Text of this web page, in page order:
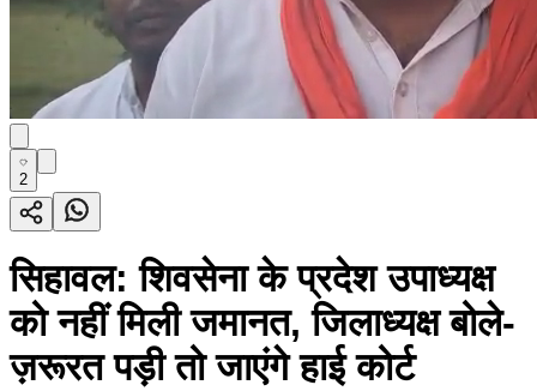
2
सिहावल: शिवसेना के प्रदेश उपाध्यक्ष
को नहीं मिली जमानत, जिलाध्यक्ष बोले-
ज़रूरत पड़ी तो जाएंगे हाई कोर्ट